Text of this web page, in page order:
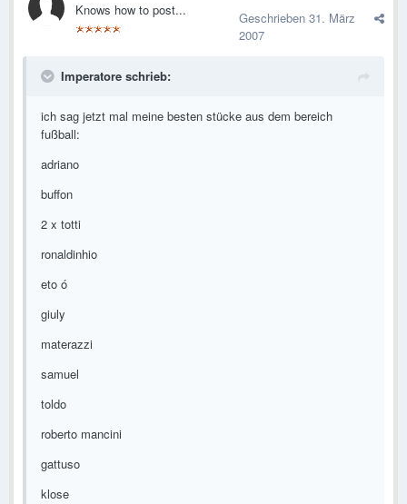
Knows how to post... Geschrieben 31. März
2007
Imperatore schrieb:
ich sag jetzt mal meine besten stücke aus dem bereich
fußball:
adriano
buffon
2 x totti
ronaldinhio
eto ó
giuly
materazzi
samuel
toldo
roberto mancini
gattuso
klose